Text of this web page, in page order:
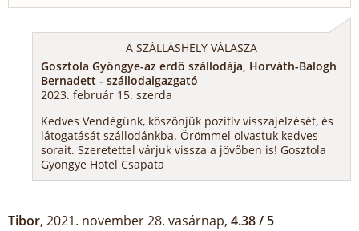
A SZÁLLÁSHELY VÁLASZA
Gosztola Gyöngye-az erdő szállodája, Horváth-Balogh
Bernadett - szállodaigazgató
2023. február 15. szerda
Kedves Vendégünk, köszönjük pozitív visszajelzését, és
látogatását szállodánkba. Örömmel olvastuk kedves
sorait. Szeretettel várjuk vissza a jövőben is! Gosztola
Gyöngye Hotel Csapata
Tibor, 2021. november 28. vasárnap, 4.38 / 5